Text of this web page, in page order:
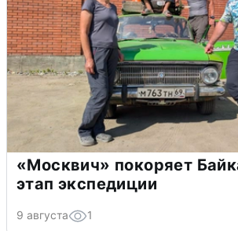
«Москвич» покоряет
этап экспедиции
9 августа 1